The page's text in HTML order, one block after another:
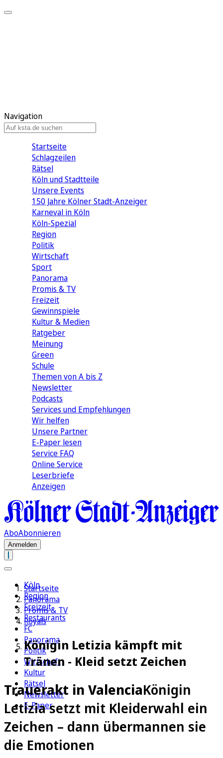
Navigation
Startseite
Schlagzeilen
Rätsel
Köln und Stadtteile
Unsere Events
150 Jahre Kölner Stadt-Anzeiger
Karneval in Köln
Köln-Spezial
Region
Politik
Wirtschaft
Sport
Panorama
Promis & TV
Freizeit
Gewinnspiele
Kultur & Medien
Ratgeber
Meinung
Green
Schule
Themen von A bis Z
Newsletter
Podcasts
Services und Empfehlungen
Wir helfen
Unsere Partner
E-Paper lesen
Service FAQ
Online Service
Leserbriefe
Anzeigen
AboAbonnieren
Anmelden
Köln
Region
Freizeit
Restaurants
FC
Panorama
Politik
Wirtschaft
Kultur
Rätsel
Newsletter
E-Paper
Startseite
Panorama
Promis & TV
Royals
Königin Letizia kämpft mit
Tränen - Kleid setzt Zeichen
Trauerakt in ValenciaKönigin
Letizia setzt mit Kleiderwahl ein
Zeichen – dann übermannen sie
die Emotionen